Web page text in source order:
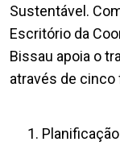
Sustentável.
Escritório da
Bissau apoia o
através de